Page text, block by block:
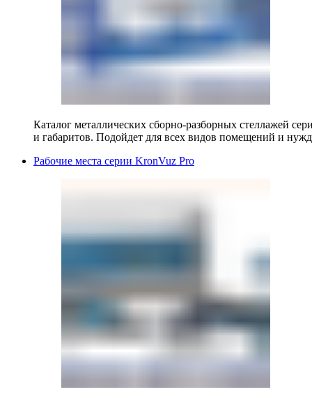
Каталог металлических сборно-разборных стеллажей
и габаритов. Подойдет для всех видов помещений и
Рабочие места серии KronVuz Pro